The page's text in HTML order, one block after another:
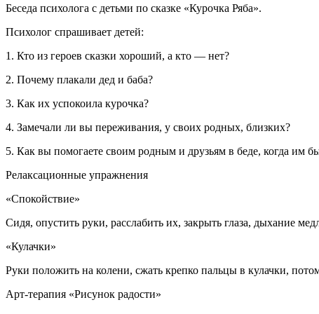
Беседа психолога с детьми по сказке «Курочка Ряба».
Психолог спрашивает детей:
1. Кто из героев сказки хороший, а кто — нет?
2. Почему плакали дед и баба?
3. Как их успокоила курочка?
4. Замечали ли вы переживания, у своих родных, близких?
5. Как вы помогаете своим родным и друзьям в беде, когда им
Релаксационные упражнения
«Спокойствие»
Сидя, опустить руки, расслабить их, закрыть глаза, дыхание
«Кулачки»
Руки положить на колени, сжать крепко пальцы в кулачки,
Арт-терапия «Рисунок радости»